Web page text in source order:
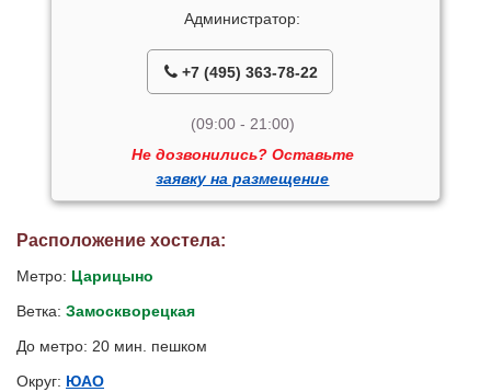
Администратор:
+7 (495) 363-78-22
(09:00 - 21:00)
Не дозвонились? Оставьте
заявку на размещение
Расположение хостела:
Метро: Царицыно
Ветка: Замоскворецкая
До метро: 20 мин. пешком
Округ: ЮАО